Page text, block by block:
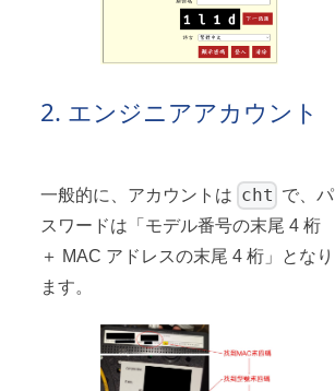
2. エンジニアアカウント
一般的に、アカウントは cht で、パ
スワードは「モデル番号の末尾 4 桁
＋ MAC アドレスの末尾 4 桁」となり
ます。